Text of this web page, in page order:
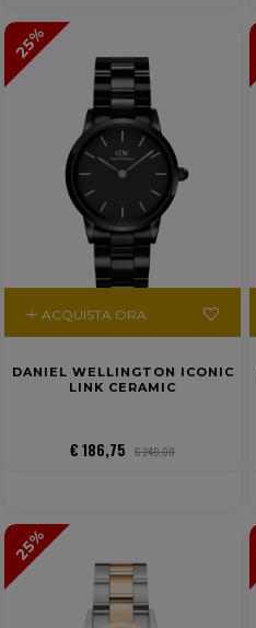
25%
ACQUISTA ORA
DANIEL WELLINGTON ICONIC
LINK CERAMIC
€ 186,75 € 249,00
25%